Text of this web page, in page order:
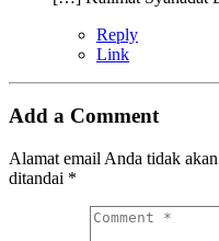
Reply
Link
Add a Comment
Alamat email Anda tidak
ditandai *